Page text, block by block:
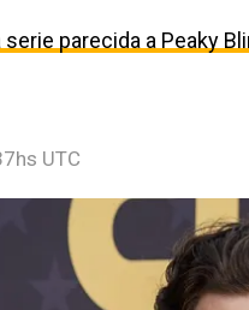
serie parecida a Peaky
UTC